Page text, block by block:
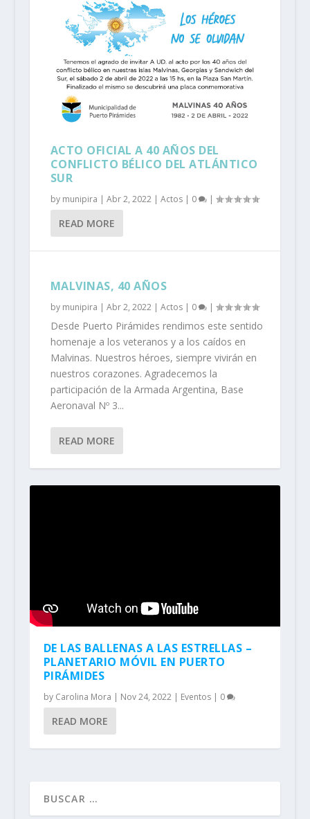
ACTO OFICIAL A 40 AÑOS DEL
CONFLICTO BÉLICO DEL ATLÁNTICO
SUR
by munipira | Abr 2, 2022| Actos| 0 |
READ MORE
MALVINAS, 40 AÑOS
by munipira | Abr 2, 2022| Actos| 0 |
Desde Puerto Pirámides rendimos este sentido
homenaje a los veteranos y a los caídos en
Malvinas. Nuestros héroes, siempre vivirán en
nuestros corazones. Agradecemos la
participación de la Armada Argentina, Base
Aeronaval Nº 3...
READ MORE
DE LAS BALLENAS A LAS ESTRELLAS –
PLANETARIO MÓVIL EN PUERTO
PIRÁMIDES
by Carolina Mora | Nov 24, 2022| Eventos| 0
READ MORE